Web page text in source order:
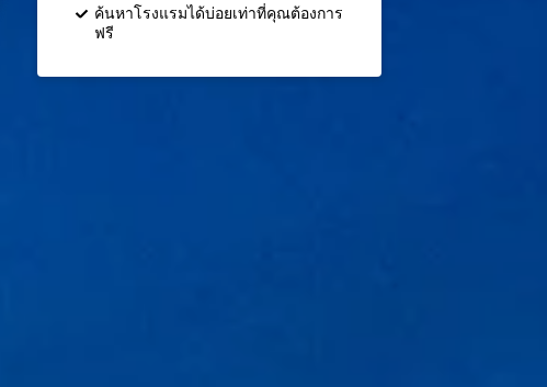
ค้นหาโรงแรมได้บ่อยเท่าที่คุณต้องการ
ฟรี